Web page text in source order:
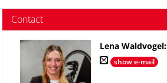
Contact
Lena Waldvogel:
show e-mail